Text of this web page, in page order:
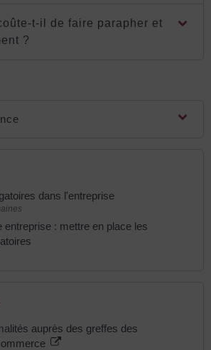
t-il de faire parapher et
?
dans l'entreprise
entreprise : mettre en place les
auprès des greffes des